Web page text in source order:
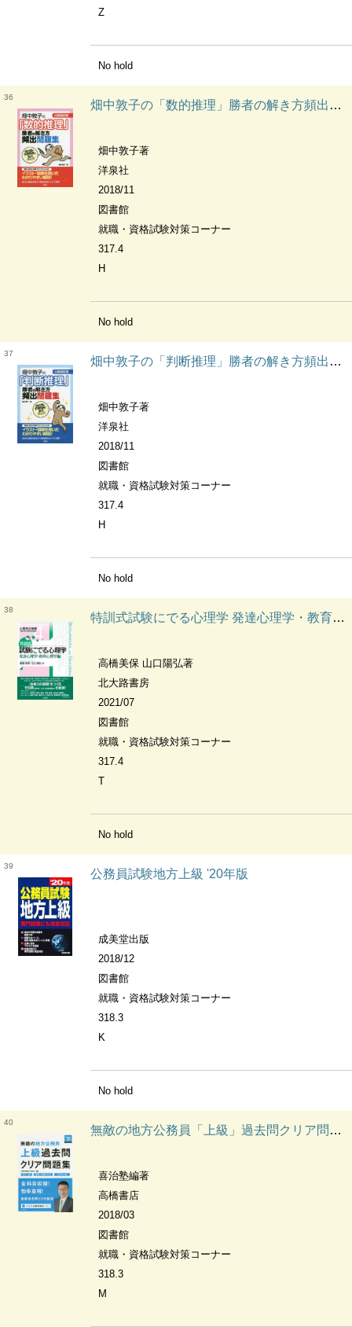
Z
No hold
36
畑中敦子の「数的推理」勝者の解き方頻出問題集 公務員試験
畑中敦子著
洋泉社
2018/11
図書館
就職・資格試験対策コーナー
317.4
H
No hold
37
畑中敦子の「判断推理」勝者の解き方頻出問題集 公務員試験
畑中敦子著
洋泉社
2018/11
図書館
就職・資格試験対策コーナー
317.4
H
No hold
38
特訓式試験にでる心理学 発達心理学・教育心理学編 心理系公務員試験対策実践演習問題集
高橋美保 山口陽弘著
北大路書房
2021/07
図書館
就職・資格試験対策コーナー
317.4
T
No hold
39
公務員試験地方上級 '20年版
成美堂出版
2018/12
図書館
就職・資格試験対策コーナー
318.3
K
No hold
40
無敵の地方公務員「上級」過去問クリア問題集 [2020年度版]
喜治塾編著
高橋書店
2018/03
図書館
就職・資格試験対策コーナー
318.3
M